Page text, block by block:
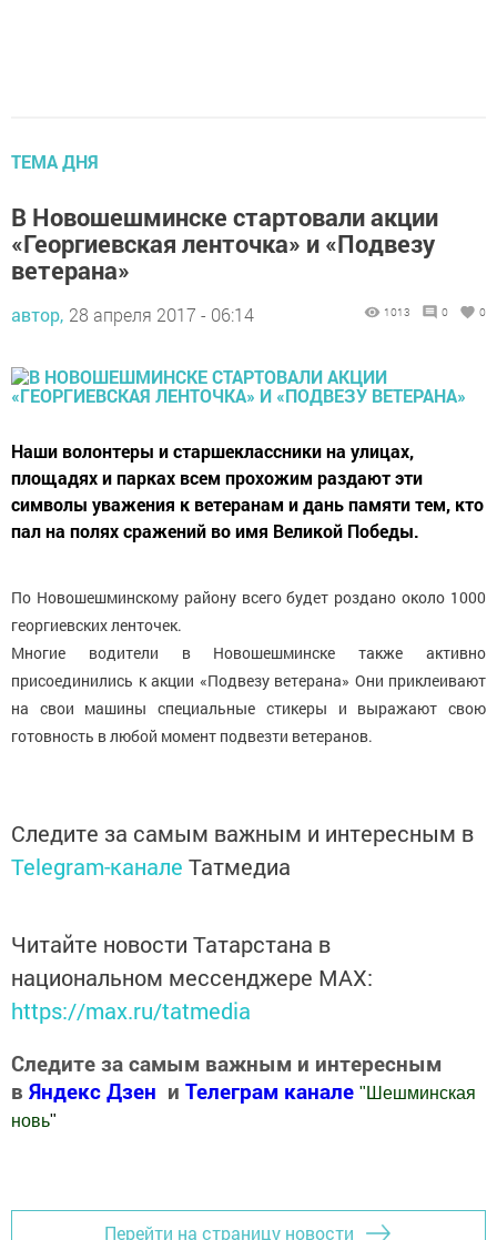
ТЕМА ДНЯ
В Новошешминске стартовали акции
«Георгиевская ленточка» и «Подвезу
ветерана»
автор, 28 апреля 2017 - 06:14 1013 0 0
Наши волонтеры и старшеклассники на улицах,
площадях и парках всем прохожим раздают эти
символы уважения к ветеранам и дань памяти тем, кто
пал на полях сражений во имя Великой Победы.
По Новошешминскому району всего будет роздано около 1000
георгиевских ленточек.
Многие водители в Новошешминске также активно
присоединились к акции «Подвезу ветерана» Они приклеивают
на свои машины специальные стикеры и выражают свою
готовность в любой момент подвезти ветеранов.
Следите за самым важным и интересным в
Telegram-канале Татмедиа
Читайте новости Татарстана в
национальном мессенджере MАХ:
https://max.ru/tatmedia
Следите за самым важным и интересным
в Яндекс Дзен и Телеграм канале " Шешминская
новь"
Перейти на страницу новости